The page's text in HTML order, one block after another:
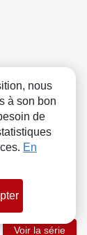
Voir la série
nous
à son bon
de
En